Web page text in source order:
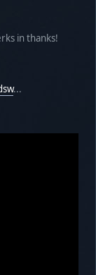
in thanks!
...